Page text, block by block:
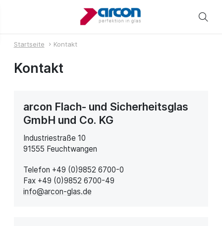
Startseite Kontakt
Kontakt
arcon Flach- und Sicherheitsglas
GmbH und Co. KG
Industriestraße 10
91555 Feuchtwangen
Telefon +49 (0)9852 6700-0
Fax +49 (0)9852 6700-49
info@arcon-glas.de